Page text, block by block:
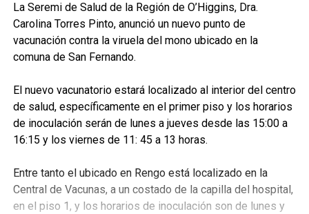
La Seremi de Salud de la Región de O’Higgins, Dra.
Carolina Torres Pinto, anunció un nuevo punto de
vacunación contra la viruela del mono ubicado en la
comuna de San Fernando.
El nuevo vacunatorio estará localizado al interior del centro
de salud, específicamente en el primer piso y los horarios
de inoculación serán de lunes a jueves desde las 15:00 a
16:15 y los viernes de 11: 45 a 13 horas.
Entre tanto el ubicado en Rengo está localizado en la
Central de Vacunas, a un costado de la capilla del hospital,
en el piso 1, y los horarios de inoculación son de lunes y